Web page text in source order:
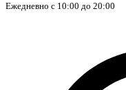
Ежедневно с 10:00 до 20:00